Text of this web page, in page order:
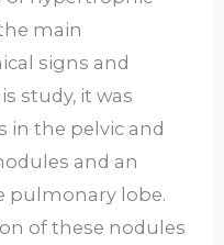
main
signs and
study, it was
in the pelvic and
and an
pulmonary lobe.
of these nodules